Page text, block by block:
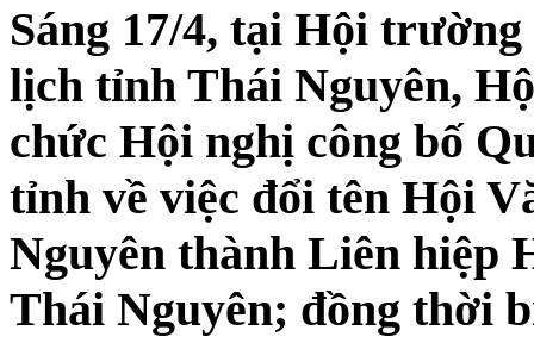
Sáng 17/4, tại Hội
lịch tỉnh Thái Nguyên,
chức Hội nghị công bố
tỉnh về việc đổi tên Hội
Nguyên thành Liên hiệp
Thái Nguyên; đồng thời